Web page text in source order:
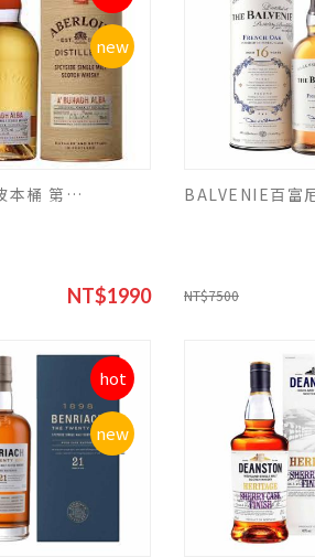
new
亞伯樂 波本桶 第七批次原酒 700ml
NT$1990 NT$7500
hot
new